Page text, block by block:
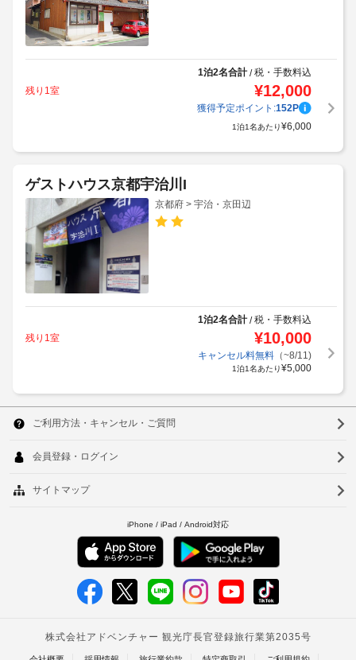
1泊2名合計/税・手数料込
残り1室
¥12,000
獲得予定ポイント:152P
1泊1名あたり¥6,000
ゲストハウス京都宇治川I
京都府 > 宇治・京田辺
1泊2名合計/税・手数料込
残り1室
¥10,000
キャンセル料無料（~8/11)
1泊1名あたり¥5,000